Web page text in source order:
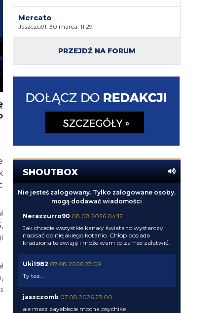
Mercato
Jaszczu91, 30 marca, 11:29
PRZEJDŹ NA FORUM
SHOUTBOX
Nie jesteś zalogowany. Tylko zalogowane osoby,
mogą dodawać wiadomości
Nerazzurro90 08.08.2026 04:12
Jak chcecie wszystkie kanały świata to wystarczy
napisać do niejakiego kotanio. Chłop posiada
kradziona telewizję i może wam to za free załatwić.
Uki1982 07.08.2026 23:09
Ty tez...
jaszczomb 07.08.2026 23:00
ale masz zayebiscie mocna psychike